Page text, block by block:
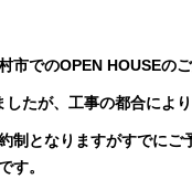
市でのOPEN HOUSEのご
たが、工事の都合によ
制となりますがすでにご
す。